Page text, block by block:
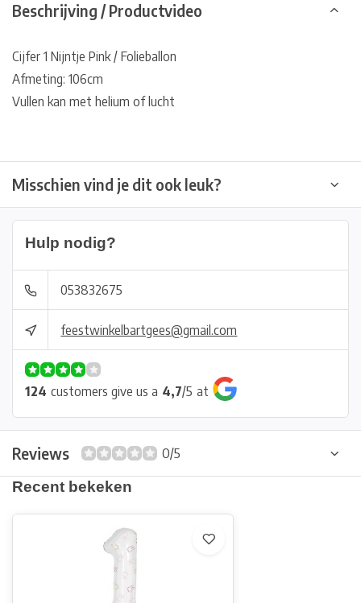
Beschrijving / Productvideo
Cijfer 1 Nijntje Pink / Folieballon
Afmeting: 106cm
Vullen kan met helium of lucht
Misschien vind je dit ook leuk?
Hulp nodig?
053832675
feestwinkelbartgees@gmail.com
124 customers give us a 4,7/5 at
Reviews
0/5
Recent bekeken